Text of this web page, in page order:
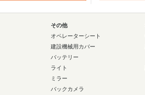
その他
オペレーターシート
建設機械用カバー
バッテリー
ライト
ミラー
バックカメラ